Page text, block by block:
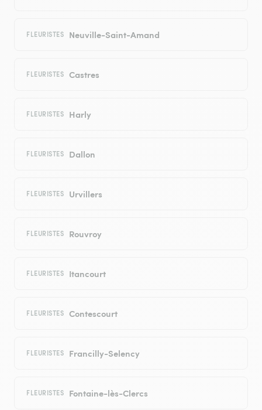
FLEURISTES Neuville-Saint-Amand
FLEURISTES Castres
FLEURISTES Harly
FLEURISTES Dallon
FLEURISTES Urvillers
FLEURISTES Rouvroy
FLEURISTES Itancourt
FLEURISTES Contescourt
FLEURISTES Francilly-Selency
FLEURISTES Fontaine-lès-Clercs